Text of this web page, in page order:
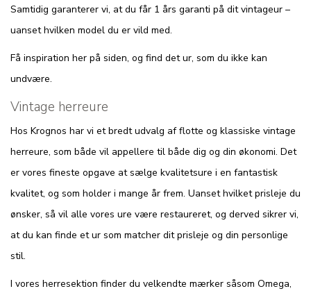
Samtidig garanterer vi, at du får 1 års garanti på dit vintageur –
uanset hvilken model du er vild med.
Få inspiration her på siden, og find det ur, som du ikke kan
undvære.
Vintage herreure
Hos Krognos har vi et bredt udvalg af flotte og klassiske vintage
herreure, som både vil appellere til både dig og din økonomi. Det
er vores fineste opgave at sælge kvalitetsure i en fantastisk
kvalitet, og som holder i mange år frem. Uanset hvilket prisleje du
ønsker, så vil alle vores ure være restaureret, og derved sikrer vi,
at du kan finde et ur som matcher dit prisleje og din personlige
stil.
I vores herresektion finder du velkendte mærker såsom Omega,